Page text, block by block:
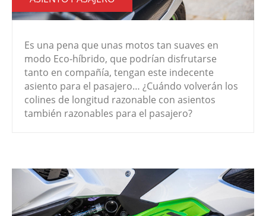
Es una pena que unas motos tan suaves en
modo Eco-híbrido, que podrían disfrutarse
tanto en compañía, tengan este indecente
asiento para el pasajero… ¿Cuándo volverán los
colines de longitud razonable con asientos
también razonables para el pasajero?